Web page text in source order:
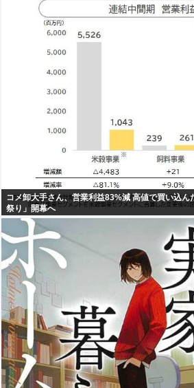
コメ卸大手さん、営業利益83%減 高値で買い込ん
祭り」開幕へ